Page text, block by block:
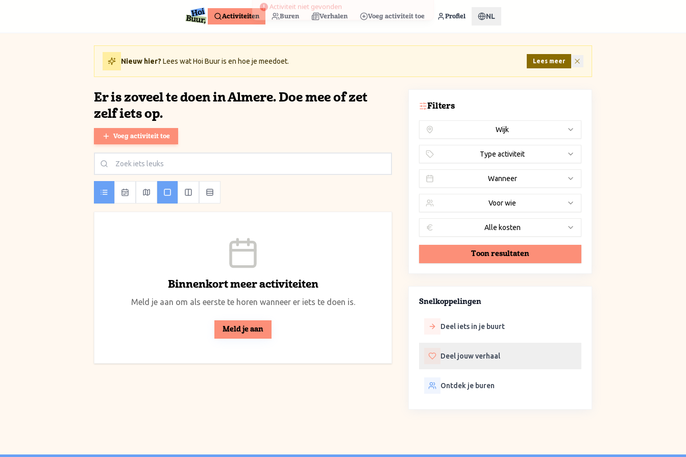
Activiteiten Buren Verhalen Voeg activiteit toe Profiel NL
Nieuw hier? Lees wat Hoi Buur is en hoe je meedoet. Lees meer
Er is zoveel te doen in Almere. Doe mee of zet
zelf iets op.
Voeg activiteit toe
Binnenkort meer activiteiten
Meld je aan om als eerste te horen wanneer er iets te doen is.
Meld je aan
Filters
Wijk
Type activiteit
Wanneer
Voor wie
Alle kosten
Toon resultaten
Snelkoppelingen
Deel iets in je buurt
Deel jouw verhaal
Ontdek je buren